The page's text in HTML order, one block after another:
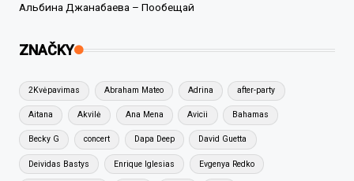
Альбина Джанабаева – Пообещай
ZNAČKY
2Kvėpavimas Abraham Mateo Adrina after-party
Aitana Akvilė Ana Mena Avicii Bahamas
Becky G concert Dapa Deep David Guetta
Deividas Bastys Enrique Iglesias Evgenya Redko